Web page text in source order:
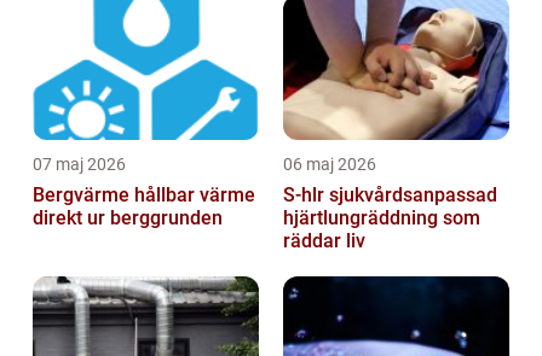
07 maj 2026
Bergvärme hållbar värme
direkt ur berggrunden
06 maj 2026
S-hlr sjukvårdsanpassad
hjärtlungräddning som
räddar liv